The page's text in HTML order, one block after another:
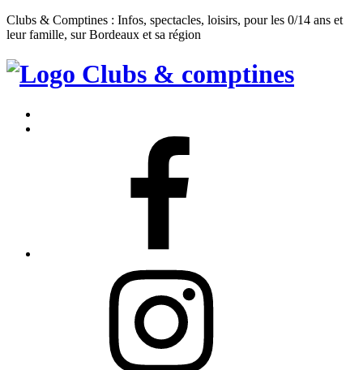
Clubs & Comptines : Infos, spectacles, loisirs, pour les 0/14 ans et
leur famille, sur Bordeaux et sa région
Clubs
Comptines